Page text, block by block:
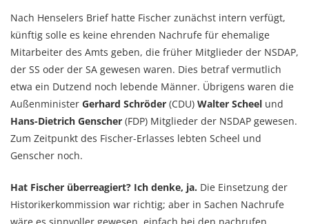
Nach Henselers Brief hatte Fischer zunächst intern verfügt,
künftig solle es keine ehrenden Nachrufe für ehemalige
Mitarbeiter des Amts geben, die früher Mitglieder der NSDAP,
der SS oder der SA gewesen waren. Dies betraf vermutlich
etwa ein Dutzend noch lebende Männer. Übrigens waren die
Außenminister Gerhard Schröder (CDU) Walter Scheel und
Hans-Dietrich Genscher (FDP) Mitglieder der NSDAP gewesen.
Zum Zeitpunkt des Fischer-Erlasses lebten Scheel und
Genscher noch.
Hat Fischer überreagiert? Ich denke, ja. Die Einsetzung der
Historikerkommission war richtig; aber in Sachen Nachrufe